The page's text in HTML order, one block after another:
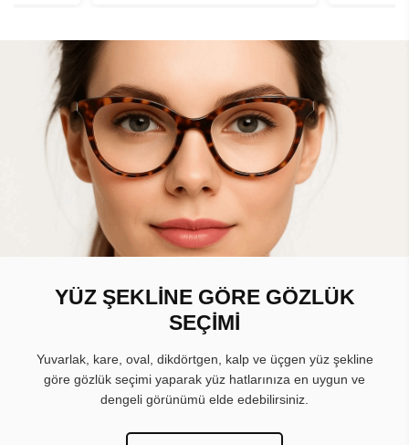
YÜZ ŞEKLİNE GÖRE GÖZLÜK
SEÇİMİ
Yuvarlak, kare, oval, dikdörtgen, kalp ve üçgen yüz şekline
göre gözlük seçimi yaparak yüz hatlarınıza en uygun ve
dengeli görünümü elde edebilirsiniz.